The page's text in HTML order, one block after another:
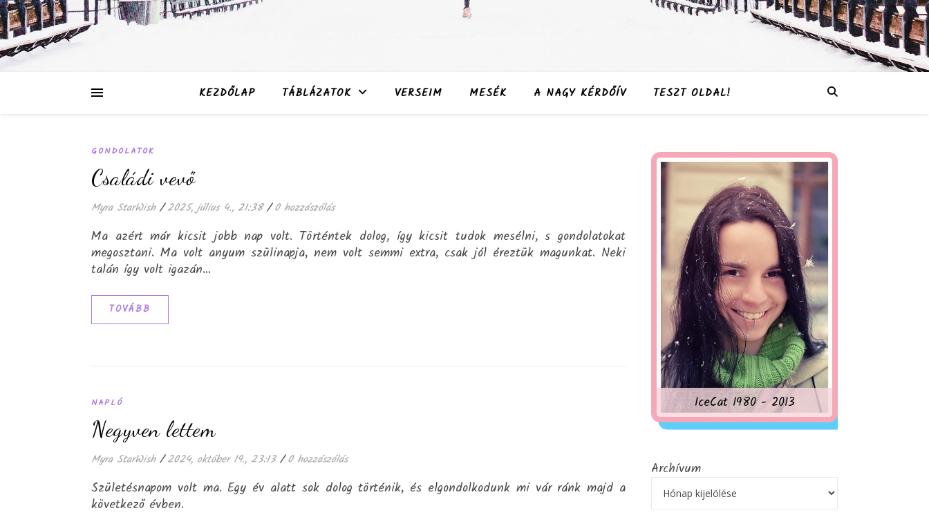
KEZDŐLAP TÁBLÁZATOK VERSEIM MESÉK A NAGY KÉRDŐÍV TESZT OLDAL!
GONDOLATOK
Családi vevő
Myra StarWish / 2025, július 4., 21:38 / 0 hozzászólás
Ma azért már kicsit jobb nap volt. Történtek dolog, így kicsit tudok mesélni, s gondolatokat
megosztani. Ma volt anyum szülinapja, nem volt semmi extra, csak jól éreztük magunkat. Neki
talán így volt igazán…
TOVÁBB
NAPLÓ
Negyven lettem
Myra StarWish / 2024, október 19., 23:13 / 0 hozzászólás
Születésnapom volt ma. Egy év alatt sok dolog történik, és elgondolkodunk mi vár ránk majd a
következő évben.
IceCat 1980 - 2013
Archívum